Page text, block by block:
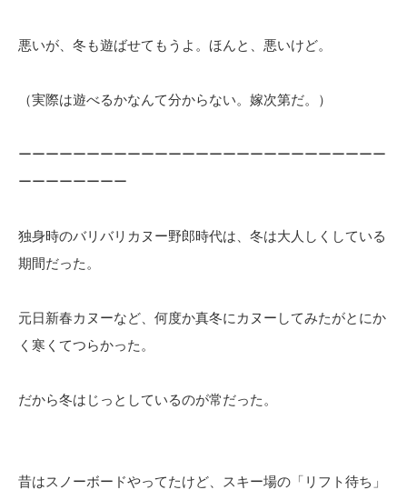
悪いが、冬も遊ばせてもうよ。ほんと、悪いけど。
（実際は遊べるかなんて分からない。嫁次第だ。）
ーーーーーーーーーーーーーーーーーーーーーーーーーーー
ーーーーーーーー
独身時のバリバリカヌー野郎時代は、冬は大人しくしている
期間だった。
元日新春カヌーなど、何度か真冬にカヌーしてみたがとにか
く寒くてつらかった。
だから冬はじっとしているのが常だった。
昔はスノーボードやってたけど、スキー場の「リフト待ち」